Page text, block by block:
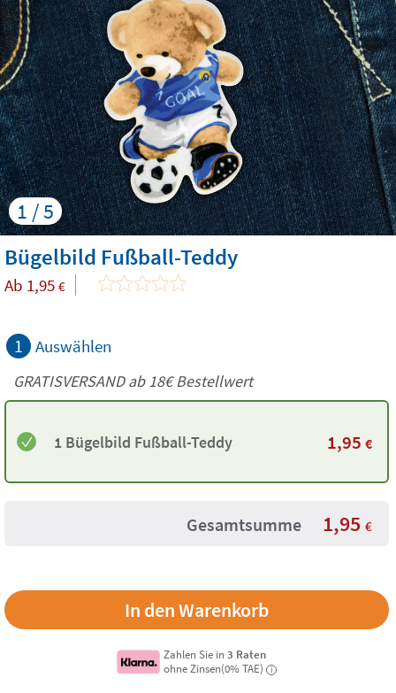
1 / 5
Bügelbild Fußball-Teddy
Ab 1,95 €
1 Auswählen
GRATISVERSAND ab18€Bestellwert
1 Bügelbild Fußball-Teddy 1,95 €
Gesamtsumme 1,95 €
Zahlen Sie in3 Raten
ohne Zinsen(0% TAE)
i